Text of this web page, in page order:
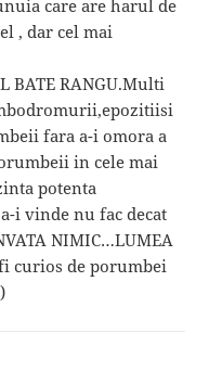
care are harul de
, dar cel mai
BATE RANGU.Multi
fara a-i omora a
in cele mai
potenta
i vinde nu fac decat
NIMIC…LUMEA
curios de porumbei